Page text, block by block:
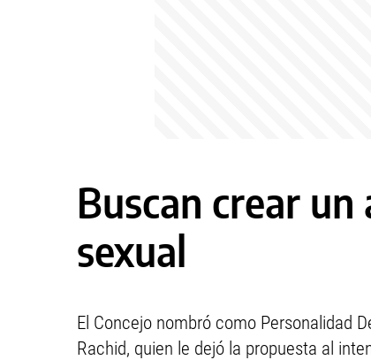
Buscan crear
sexual
El Concejo nombró como Personalidad
Rachid, quien le dejó la propuesta al